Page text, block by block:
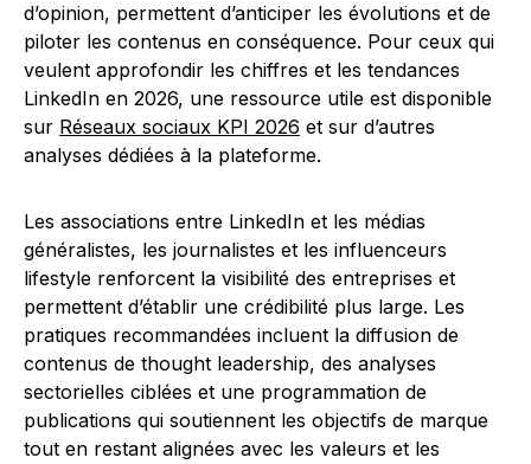
d’opinion, permettent d’anticiper les évolutions et de
piloter les contenus en conséquence. Pour ceux qui
veulent approfondir les chiffres et les tendances
LinkedIn en 2026, une ressource utile est disponible
sur Réseaux sociaux KPI 2026 et sur d’autres
analyses dédiées à la plateforme.
Les associations entre LinkedIn et les médias
généralistes, les journalistes et les influenceurs
lifestyle renforcent la visibilité des entreprises et
permettent d’établir une crédibilité plus large. Les
pratiques recommandées incluent la diffusion de
contenus de thought leadership, des analyses
sectorielles ciblées et une programmation de
publications qui soutiennent les objectifs de marque
tout en restant alignées avec les valeurs et les